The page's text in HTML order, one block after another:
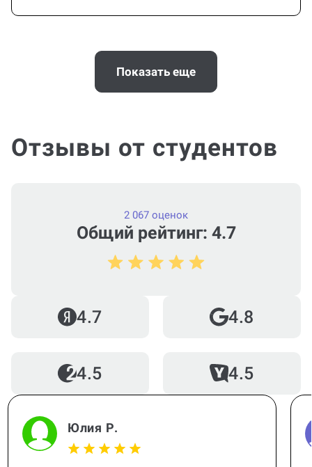
Почему выгодно заказать
консультацию по проектной работе
на Work5?
Помощь с услугой Проектная работа
Как работает гарантия?
Когда и как нужно оплачивать
заказ?
Показать еще
Отзывы от студентов
Общий рейтинг: 4.7
2 067 оценок
4.7 4.8
4.5 4.5
Юлия Р.